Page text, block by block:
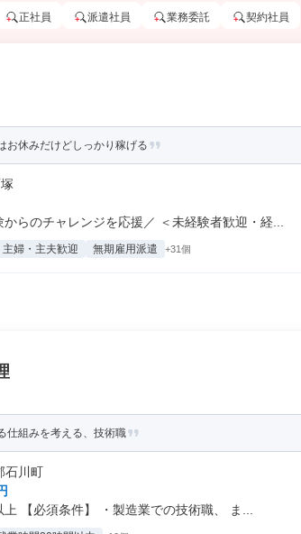
正社員 派遣社員 業務委託 契約社員
お休みだけどしっかり稼げる
らのチャレンジを応援／ ＜未経験者歓迎・経...
主婦・主夫歓迎 無期雇用派遣 +31個
組みを考える、技術職
石川町
【必須条件】 ・製造業での技術職、 ま...